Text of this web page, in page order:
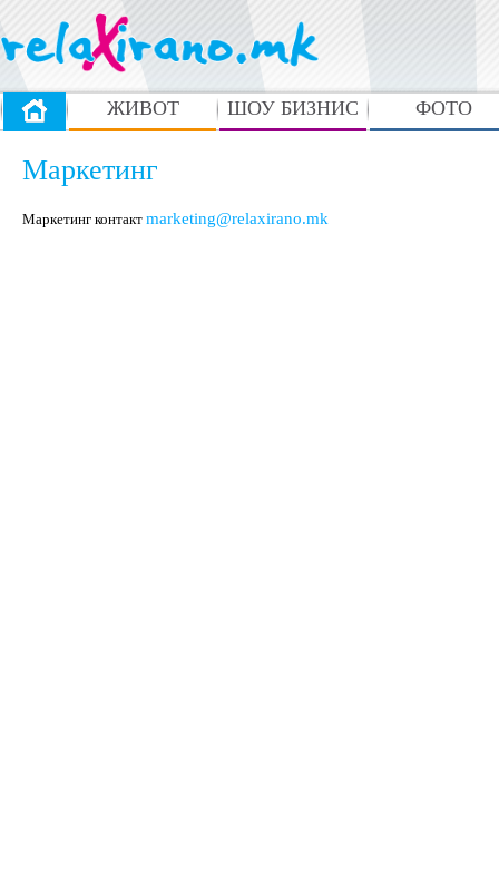
ЖИВОТ ШОУ БИЗНИС ФОТО
Маркетинг
Маркетинг контакт marketing@relaxirano.mk